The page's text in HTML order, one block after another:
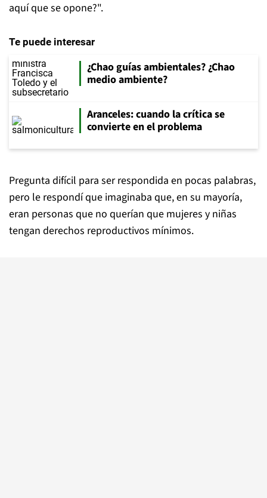
aquí que se opone?".
Te puede interesar
¿Chao guías ambientales? ¿Chao
medio ambiente?
Aranceles: cuando la crítica se
convierte en el problema
Pregunta difícil para ser respondida en pocas palabras,
pero le respondí que imaginaba que, en su mayoría,
eran personas que no querían que mujeres y niñas
tengan derechos reproductivos mínimos.